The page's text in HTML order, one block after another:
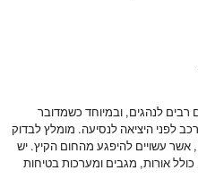
לנהגים, ובמיוחד כשמדובר
לפני היציאה לנסיעה. מומלץ לבדוק
אשר עשויים להיפגע מהחום הקיץ. יש
אורות, מגבים ומערכות בטיחות